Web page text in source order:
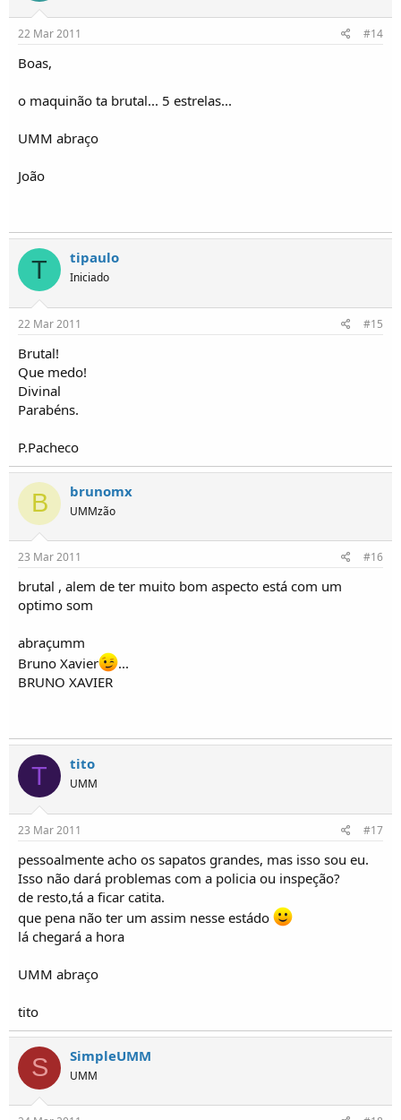
22 Mar 2011 #14
Boas,
o maquinão ta brutal... 5 estrelas...
UMM abraço
João
T tipaulo
Iniciado
22 Mar 2011 #15
Brutal!
Que medo!
Divinal
Parabéns.
P.Pacheco
B brunomx
UMMzão
23 Mar 2011 #16
brutal , alem de ter muito bom aspecto está com um
optimo som
abraçumm
Bruno Xavier
...
BRUNO XAVIER
T tito
UMM
23 Mar 2011 #17
pessoalmente acho os sapatos grandes, mas isso sou eu.
Isso não dará problemas com a policia ou inspeção?
de resto,tá a ficar catita.
que pena não ter um assim nesse estádo
lá chegará a hora
UMM abraço
tito
S SimpleUMM
UMM